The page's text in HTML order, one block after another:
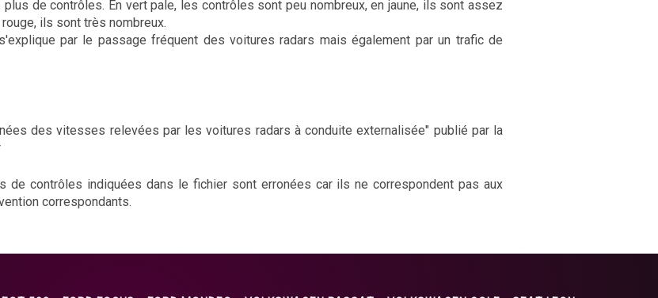
de contrôles. En vert pale, les contrôles sont peu nombreux, en jaune, ils sont assez
ils sont très nombreux.
par le passage fréquent des voitures radars mais également par un trafic de
des vitesses relevées par les voitures radars à conduite externalisée" publié par la
de contrôles indiquées dans le fichier sont erronées car ils ne correspondent pas aux
correspondants.